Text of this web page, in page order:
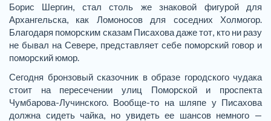
Борис Шергин, стал столь же знаковой фигурой для
Архангельска, как Ломоносов для соседних Холмогор.
Благодаря поморским сказам Писахова даже тот, кто ни разу
не бывал на Севере, представляет себе поморский говор и
поморский юмор.
Сегодня бронзовый сказочник в образе городского чудака
стоит на пересечении улиц Поморской и проспекта
Чумбарова-Лучинского. Вообще-то на шляпе у Писахова
должна сидеть чайка, но увидеть ее шансов немного —